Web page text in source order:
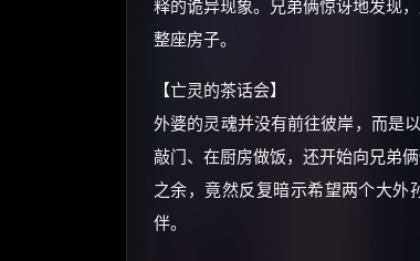
释的诡异现象。兄弟俩惊讶地发现
整座房子。
【亡灵的茶话会】
外婆的灵魂并没有前往彼岸，而是
敲门、在厨房做饭，还开始向兄弟
之余，竟然反复暗示希望两个大外
伴。